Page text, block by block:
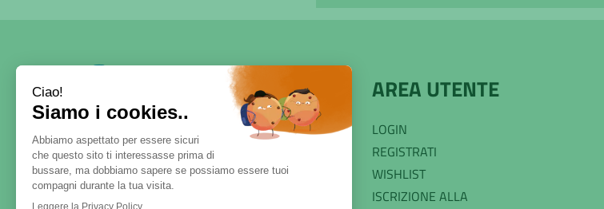
SERVE AIUTO?
DICONO DI NOI
PATOLOGIE E RIMEDI
CONTATTI
AREA UTENTE
LOGIN
REGISTRATI
WISHLIST
ISCRIZIONE ALLA